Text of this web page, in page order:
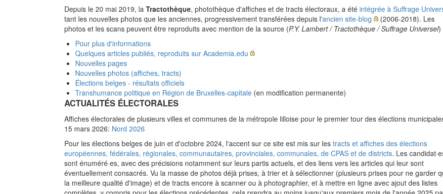
Depuis le 20 mai 2019, la Tractothèque, photothèque d'affiches et de tracts électoraux, a été intégrée à Suffrage
tant les nouvelles photos que les anciennes, progressivement transférées depuis l'ancien site-blog
(2006-2018). Les
photos et les scans peuvent être reproduits avec mention de la source (P.Y. Lambert / Tractothèque / Suffrage Universel)
Pour plus d'informations
Quelques articles publiés, reproduits sur Academia.edu
Nouvelles pages
Nouvelles photos (affiches, tracts)
Élections belges - résultats officiels
Transhumance politique en Région de Bruxelles-capitale (en modification permanente)
ACTUALITÉS ÉLECTORALES
Affiches électorales de plusieurs villes et communes de la métropole lilloise pour le premier tour des élections
15 mars 2026: Nord 2026
Pour les élections belges de juin et d'octobre 2024, l'accent sur ce site est mis sur les tracts et affiches des élections
européennes, fédérales, régionales, communautaires, provinciales, communales, de CPAS et de districts. Les
sont énuméré·es, avec des précisions notamment sur leurs partis actuels, et des liens vers les articles qui leur sont
éventuellement consacrés. Vu la masse de photos déjà prises, à trier et à sélectionner (plusieurs prises pour ne garder
la meilleure qualité d'image) et de tracts encore à scanner ou à photographier, et à mettre en ligne avec ajout des listes